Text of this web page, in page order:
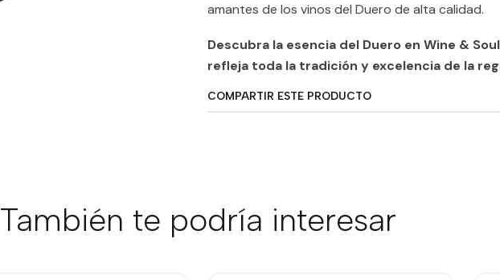
amantes de los vinos del Duero de alta calidad.
Descubra la esencia del Duero en Wine &
refleja toda la tradición y excelencia de la
COMPARTIR ESTE PRODUCTO
También te podría interesar